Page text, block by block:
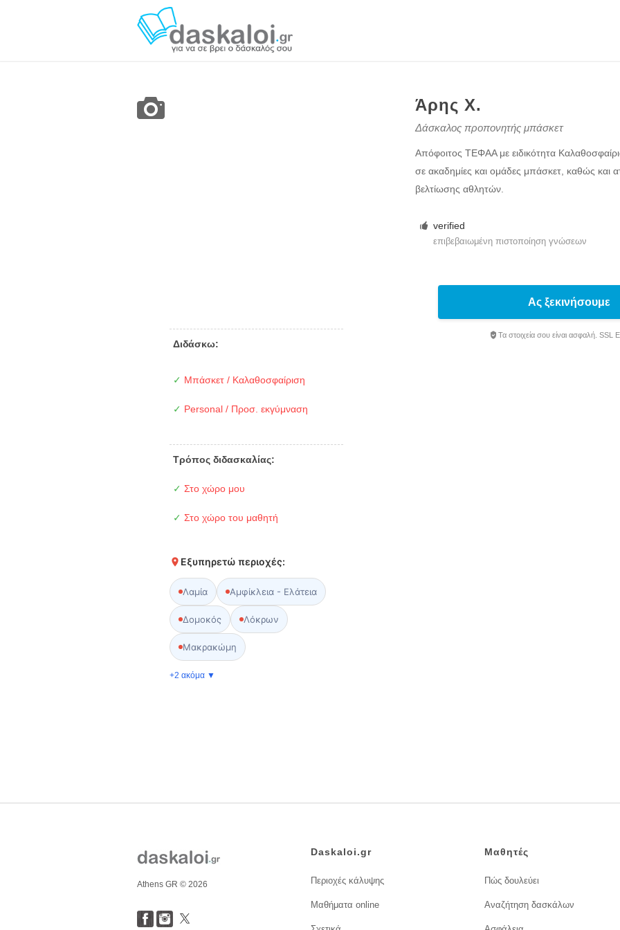
Άρης Χ.
Δάσκαλος προπονητής μπάσκετ
Απόφοιτος ΤΕΦΑΑ με ειδικότητα
σε ακαδημίες και ομάδες μπάσκετ, καθώς και
βελτίωσης αθλητών.
verified
επιβεβαιωμένη πιστοποίηση γνώσεων
Διδάσκω:
✓ Μπάσκετ / Καλαθοσφαίριση
✓ Personal / Προσ. εκγύμναση
Τρόπος διδασκαλίας:
✓ Στο χώρο μου
✓ Στο χώρο του μαθητή
Εξυπηρετώ περιοχές:
Λαμία Αμφίκλεια - Ελάτεια
Δομοκός Λόκρων
Μακρακώμη
+2 ακόμα ▼
Ας ξεκινήσουμε
Τα στοιχεία σου είναι ασφαλή. SSL
Athens GR © 2026
Daskaloi.gr
Περιοχές κάλυψης
Μαθήματα online
Μαθητές
Πώς δουλεύει
Αναζήτηση δασκάλων